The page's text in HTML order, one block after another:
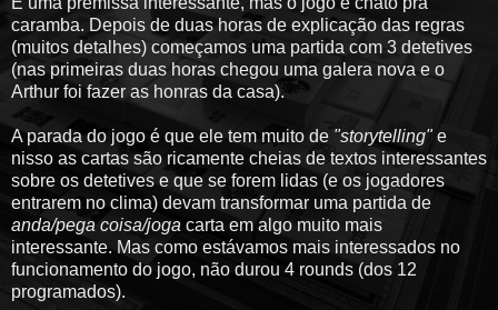
caramba. Depois de duas horas de explicação das regras
(muitos detalhes) começamos uma partida com 3 detetives
(nas primeiras duas horas chegou uma galera nova e o
Arthur foi fazer as honras da casa).
A parada do jogo é que ele tem muito de "storytelling"e
nisso as cartas são ricamente cheias de textos interessantes
sobre os detetives e que se forem lidas (e os jogadores
entrarem no clima) devam transformar uma partida de
anda/pega coisa/joga carta em algo muito mais
interessante. Mas como estávamos mais interessados no
funcionamento do jogo, não durou 4 rounds (dos 12
programados).